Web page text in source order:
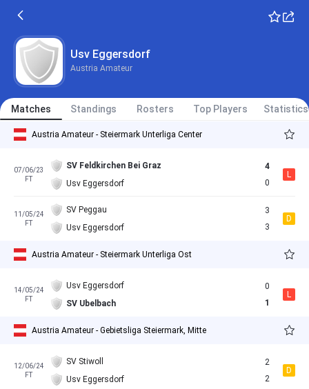
Usv Eggersdorf
Austria Amateur
Matches Standings Rosters Top Players Statistics
Austria Amateur - Steiermark Unterliga Center
07/06/23
FT
SV Feldkirchen Bei Graz
Usv Eggersdorf
4
0
L
11/05/24
FT
SV Peggau
Usv Eggersdorf
3
3
D
Austria Amateur - Steiermark Unterliga Ost
14/05/24
FT
Usv Eggersdorf
SV Ubelbach
0
1
L
Austria Amateur - Gebietsliga Steiermark, Mitte
12/06/24
FT
SV Stiwoll
Usv Eggersdorf
2
2
D